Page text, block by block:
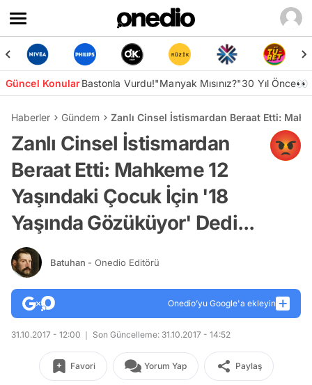
Güncel KonularBastonla Vurdu!"Manyak Mısınız?"30 Yıl Önce👀
Haberler Gündem Zanlı Cinsel İstismardan Beraat Etti:
Zanlı Cinsel İstismardan
Beraat Etti: Mahkeme 12
Yaşındaki Çocuk İçin '18
Yaşında Gözüküyor' Dedi...
Batuhan - Onedio Editörü
Onedio’yu Google'a ekleyin
31.10.2017 - 12:00 Son Güncelleme: 31.10.2017 - 14:52
Favori Yorum Yap Paylaş